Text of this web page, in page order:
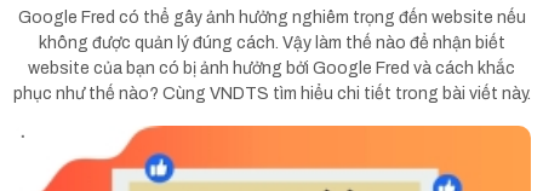
Google Fred có thể gây ảnh hưởng nghiêm trọng đến website nếu
không được quản lý đúng cách. Vậy làm thế nào để nhận biết
website của bạn có bị ảnh hưởng bởi Google Fred và cách khắc
phục như thế nào? Cùng VNDTS tìm hiểu chi tiết trong bài viết này.